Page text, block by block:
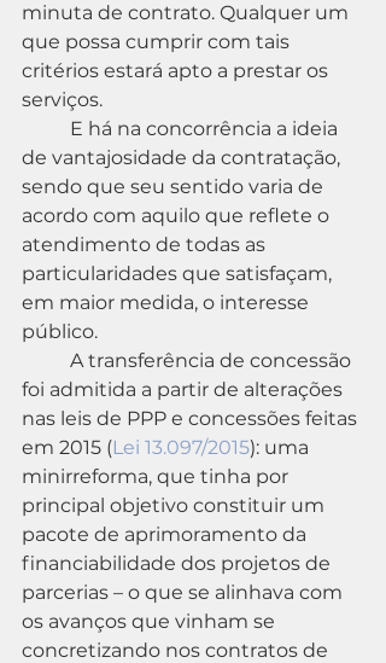
minuta de contrato. Qualquer um
que possa cumprir com tais
critérios estará apto a prestar os
serviços.
de vantajosidade da contratação,
sendo que seu sentido varia de
acordo com aquilo que reflete o
atendimento de todas as
particularidades que satisfaçam,
em maior medida, o interesse
público.
foi admitida a partir de alterações
nas leis de PPP e concessões feitas
em 2015 (Lei 13.097/2015): uma
minirreforma, que tinha por
principal objetivo constituir um
pacote de aprimoramento da
financiabilidade dos projetos de
parcerias – o que se alinhava com
os avanços que vinham se
concretizando nos contratos de